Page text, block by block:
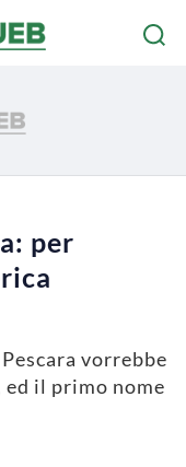
per
vorrebbe
il primo nome